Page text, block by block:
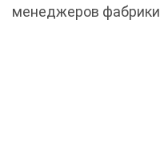
менеджеров фабрики